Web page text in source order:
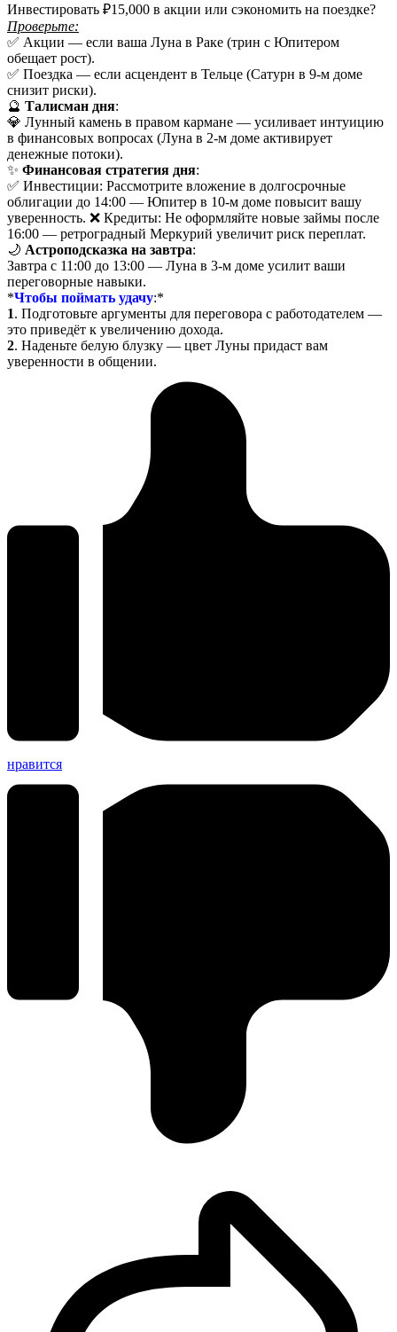
Инвестировать ₽15,000 в акции или сэкономить на поездке?
Проверьте:
✅ Акции — если ваша Луна в Раке (трин с Юпитером
обещает рост).
✅ Поездка — если асцендент в Тельце (Сатурн в 9-м доме
снизит риски).
🔮 Талисман дня:
💎 Лунный камень в правом кармане — усиливает интуицию
в финансовых вопросах (Луна в 2-м доме активирует
денежные потоки).
✨ Финансовая стратегия дня:
✅ Инвестиции: Рассмотрите вложение в долгосрочные
облигации до 14:00 — Юпитер в 10-м доме повысит вашу
уверенность. ❌ Кредиты: Не оформляйте новые займы после
16:00 — ретроградный Меркурий увеличит риск переплат.
🌙 Астроподсказка на завтра:
Завтра с 11:00 до 13:00 — Луна в 3-м доме усилит ваши
переговорные навыки.
*Чтобы поймать удачу:*
1. Подготовьте аргументы для переговора с работодателем —
это приведёт к увеличению дохода.
2. Наденьте белую блузку — цвет Луны придаст вам
уверенности в общении.
нравится